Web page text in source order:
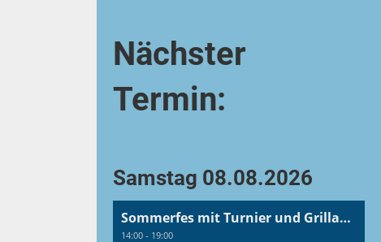
Nächster
Termin:
Samstag 08.08.2026
Sommerfes mit Turnier und Grillabend mit Kindern
14:00 - 19:00